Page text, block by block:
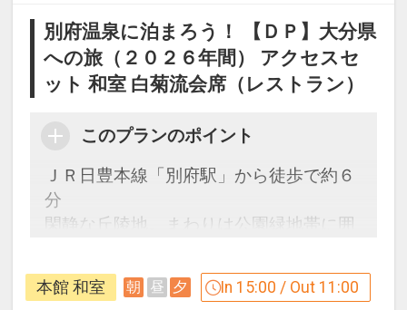
別府温泉に泊まろう！ 【ＤＰ】大分県
への旅（２０２６年間） アクセスセ
ット 和室 白菊流会席（レストラン）
このプランのポイント
ＪＲ日豊本線「別府駅」から徒歩で約６
分
閑静な丘陵地。まわりは公園緑地帯に囲
かな露天風呂と快適な内風呂をジョイン
トさせた温泉棟・楠湯殿・菊湯殿。
本館 和室 朝 昼 夕 In 15:00 / Out 11:00